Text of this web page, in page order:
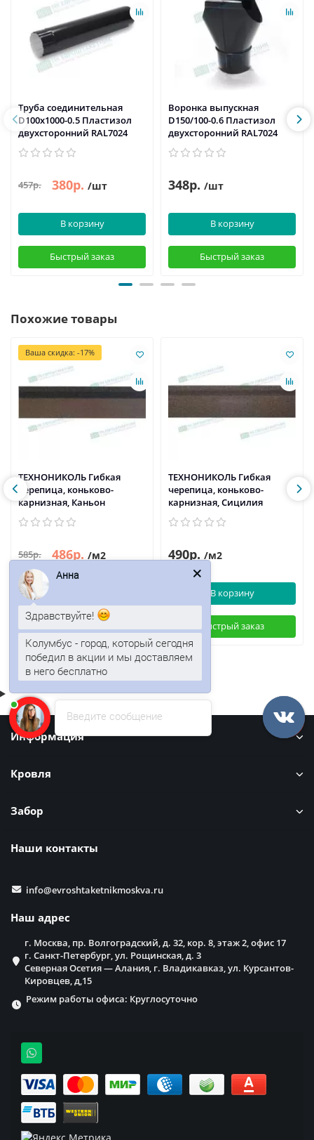
Труба соединительная
D100х1000-0.5 Пластизол
двухсторонний RAL7024
457р. 380р. /шт
В корзину
Быстрый заказ
Воронка выпускная
D150/100-0.6 Пластизол
двухсторонний RAL7024
348р. /шт
В корзину
Быстрый заказ
Похожие товары
Ваша скидка: -17%
ТЕХНОНИКОЛЬ Гибкая
черепица, коньково-
карнизная, Каньон
585р. 486р. /м2
ТЕХНОНИКОЛЬ Гибкая
черепица, коньково-
карнизная, Сицилия
490р. /м2
В корзину
Быстрый заказ
Информация
Кровля
Забор
Наши контакты
info@evroshtaketnikmoskva.ru
Наш адрес
г. Москва, пр. Волгоградский, д. 32, кор. 8, этаж 2, офис 17
г. Санкт-Петербург, ул. Рощинская, д. 3
Северная Осетия — Алания, г. Владикавказ, ул. Курсантов-
Кировцев, д,15
Режим работы офиса: Круглосуточно
Введите сообщение
Анна
Здравствуйте!
Колумбус - город, который сегодня
победил в акции и мы доставляем
в него бесплатно